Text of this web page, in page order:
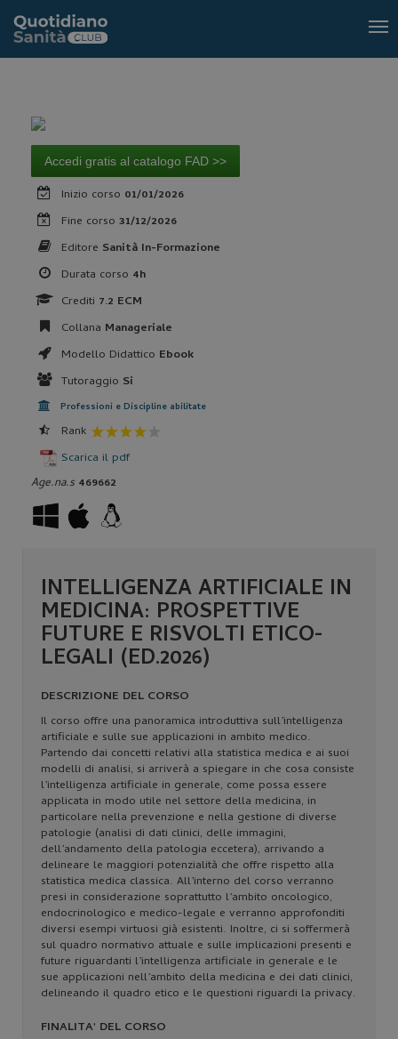
Accedi gratis al catalogo FAD >>
Inizio corso 01/01/2026
Fine corso 31/12/2026
Editore Sanità In-Formazione
Durata corso 4h
Crediti 7.2 ECM
Collana Manageriale
Modello Didattico Ebook
Tutoraggio Si
Professioni e Discipline abilitate
Rank
Scarica il pdf
Age.na.s 469662
INTELLIGENZA ARTIFICIALE IN
MEDICINA: PROSPETTIVE
FUTURE E RISVOLTI ETICO-
LEGALI (ED.2026)
DESCRIZIONE DEL CORSO
Il corso offre una panoramica introduttiva sull’intelligenza
artificiale e sulle sue applicazioni in ambito medico.
Partendo dai concetti relativi alla statistica medica e ai suoi
modelli di analisi, si arriverà a spiegare in che cosa consiste
l’intelligenza artificiale in generale, come possa essere
applicata in modo utile nel settore della medicina, in
particolare nella prevenzione e nella gestione di diverse
patologie (analisi di dati clinici, delle immagini,
dell’andamento della patologia eccetera), arrivando a
delineare le maggiori potenzialità che offre rispetto alla
statistica medica classica. All’interno del corso verranno
presi in considerazione soprattutto l’ambito oncologico,
endocrinologico e medico-legale e verranno approfonditi
diversi esempi virtuosi già esistenti. Inoltre, ci si soffermerà
sul quadro normativo attuale e sulle implicazioni presenti e
future riguardanti l’intelligenza artificiale in generale e le
sue applicazioni nell’ambito della medicina e dei dati clinici,
delineando il quadro etico e le questioni riguardi la privacy.
FINALITA' DEL CORSO